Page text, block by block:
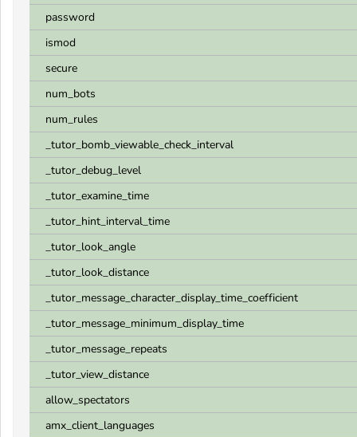
password
ismod
secure
num_bots
num_rules
_tutor_bomb_viewable_check_interval
_tutor_debug_level
_tutor_examine_time
_tutor_hint_interval_time
_tutor_look_angle
_tutor_look_distance
_tutor_message_character_display_time_coefficient
_tutor_message_minimum_display_time
_tutor_message_repeats
_tutor_view_distance
allow_spectators
amx_client_languages